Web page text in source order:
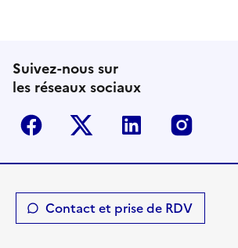
Suivez-nous sur
les réseaux sociaux
Facebook Twitter-X Linkedin
Contact et prise de RDV